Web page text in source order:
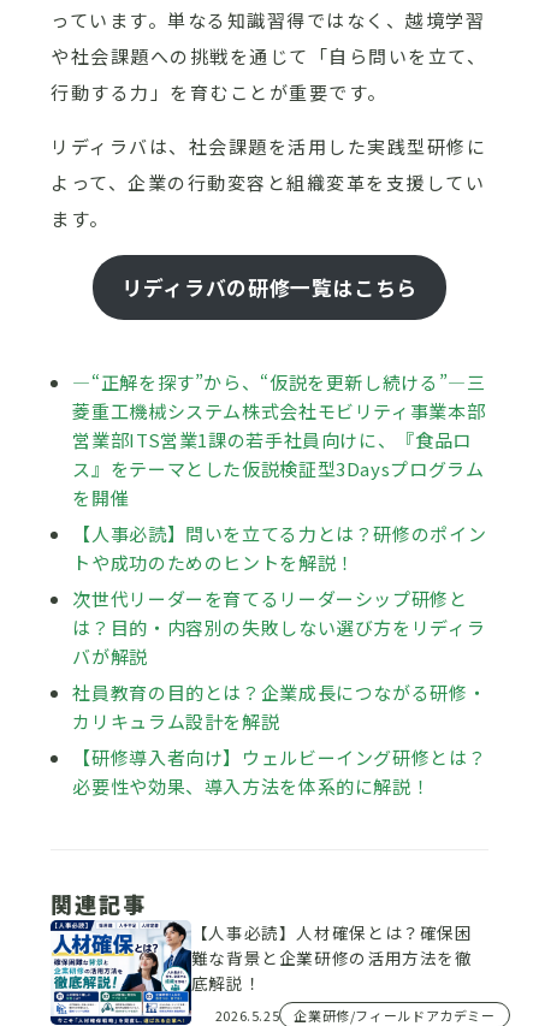
っています。単なる知識習得ではなく、越境学習
や社会課題への挑戦を通じて「自ら問いを立て、
行動する力」を育むことが重要です。
リディラバは、社会課題を活用した実践型研修に
よって、企業の行動変容と組織変革を支援してい
ます。
リディラバの研修一覧はこちら
―“正解を探す”から、“仮説を更新し続ける”―三
菱重工機械システム株式会社モビリティ事業本部
営業部ITS営業1課の若手社員向けに、『食品ロ
ス』をテーマとした仮説検証型3Daysプログラム
を開催
【人事必読】問いを立てる力とは？研修のポイン
トや成功のためのヒントを解説！
次世代リーダーを育てるリーダーシップ研修と
は？目的・内容別の失敗しない選び方をリディラ
バが解説
社員教育の目的とは？企業成長につながる研修・
カリキュラム設計を解説
【研修導入者向け】ウェルビーイング研修とは？
必要性や効果、導入方法を体系的に解説！
関連記事
【人事必読】人材確保とは？確保困
難な背景と企業研修の活用方法を徹
底解説！
2026.5.25 企業研修/フィールドアカデミー